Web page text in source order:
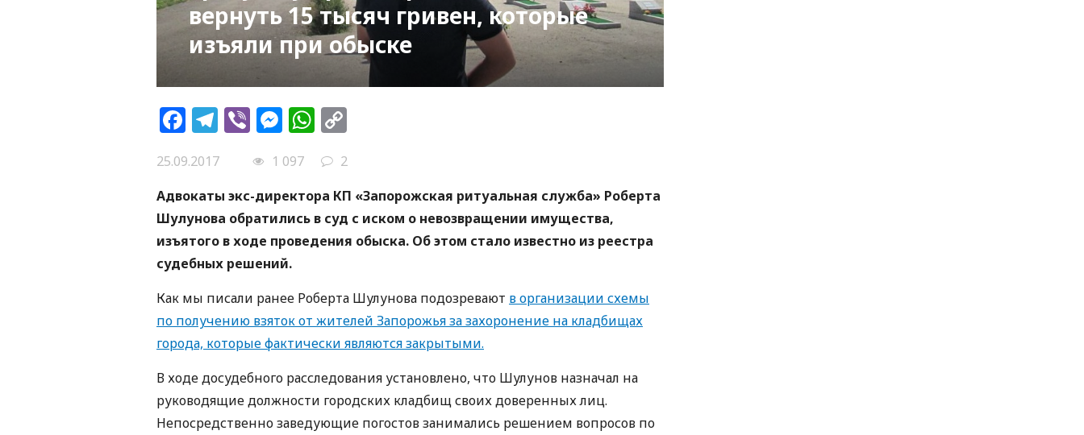
вернуть 15 тысяч гривен, которые
изъяли при обыске
Facebook
Telegram
ViberMessenger
WhatsApp
25.09.2017 1 097
2
Адвокаты экс-директора КП «Запорожская ритуальная служба» Роберта
Шулунова обратились в суд с иском о невозвращении имущества,
изъятого в ходе проведения обыска. Об этом стало известно из реестра
судебных решений.
Как мы писали ранее Роберта Шулунова подозревают в организации схемы
по получению взяток от жителей Запорожья за захоронение на кладбищах
города, которые фактически являются закрытыми.
В ходе досудебного расследования установлено, что Шулунов назначал на
руководящие должности городских кладбищ своих доверенных лиц.
Непосредственно заведующие погостов занимались решением вопросов по